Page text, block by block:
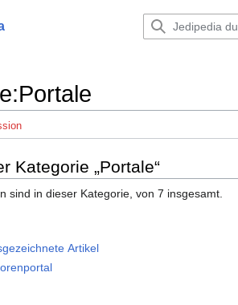
:Portale
Kategorie „Portale“
sind in dieser Kategorie, von 7 insgesamt.
Artikel